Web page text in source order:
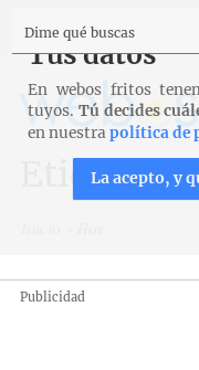
Etiqueta:
Publicidad
Tus datos
En webos fritos
tuyos. Tú decides
en nuestrapolítica de
La acepto, y